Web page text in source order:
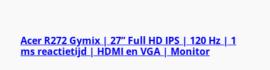
Acer R272 Gymix | 27” Full HD IPS | 120 Hz | 1
ms reactietijd | HDMI en VGA | Monitor